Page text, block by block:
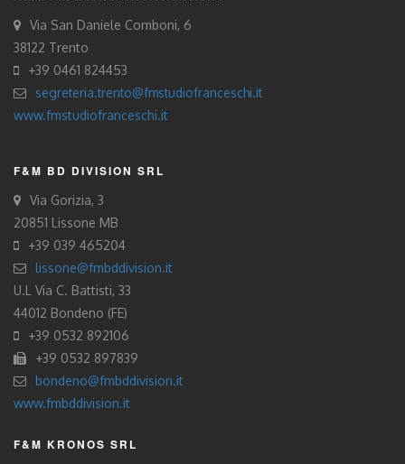
Via San Daniele Comboni, 6
38122 Trento
+39 0461 824453
segreteria.trento@fmstudiofranceschi.it
www.fmstudiofranceschi.it
F&M BD DIVISION SRL
Via Gorizia, 3
20851 Lissone MB
+39 039 465204
lissone@fmbddivision.it
U.L Via C. Battisti, 33
44012 Bondeno (FE)
+39 0532 892106
+39 0532 897839
bondeno@fmbddivision.it
www.fmbddivision.it
F&M KRONOS SRL